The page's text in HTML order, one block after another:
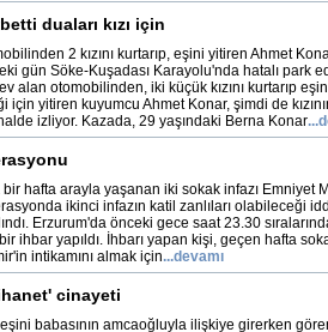
duaları kızı için
2 kızını kurtarıp, eşini yitiren Ahmet
gün Söke-Kuşadası Karayolu'nda hatalı park
alan otomobilinden, iki küçük kızını kurtarıp
için yitiren kuyumcu Ahmet Konar, şimdi de
izliyor. Kazada, 29 yaşındaki Berna Konar
bir hafta arayla yaşanan iki sokak infazı Emniyet
ikinci infazın katil zanlıları olabileceği
Erzurum'da önceki gece saat 23.30
ihbar yapıldı. İhbarı yapan kişi, geçen hafta
intikamını almak için...devamı
cinayeti
babasının amcaoğluyla ilişkiye girerken